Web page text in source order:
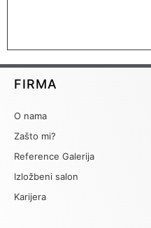
FIRMA
O nama
Zašto mi?
Reference Galerija
Izložbeni salon
Karijera